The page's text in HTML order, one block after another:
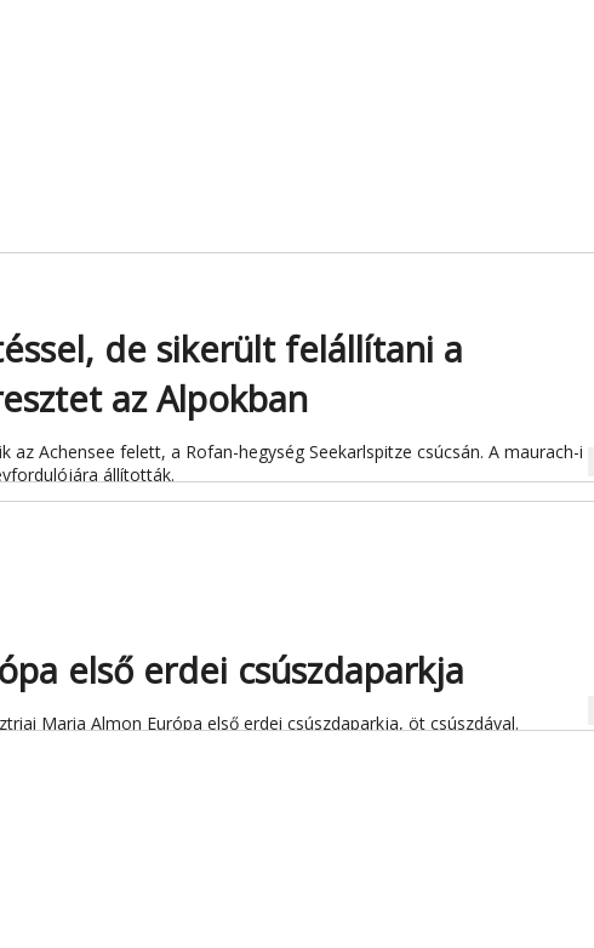
de sikerült felállítani a
az Alpokban
az Achensee felett, a Rofan-hegység Seekarlspitze csúcsán. A maurach-i
állították.
első erdei csúszdaparkja
Maria Almon Európa első erdei csúszdaparkja, öt csúszdával.